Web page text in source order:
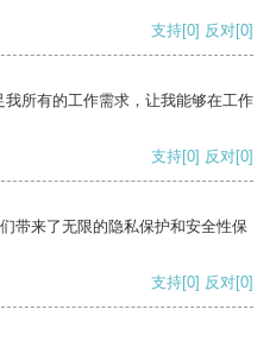
支持[0] 反对[0]
所有的工作需求，让我能够在工作
支持[0] 反对[0]
带来了无限的隐私保护和安全性保
支持[0] 反对[0]